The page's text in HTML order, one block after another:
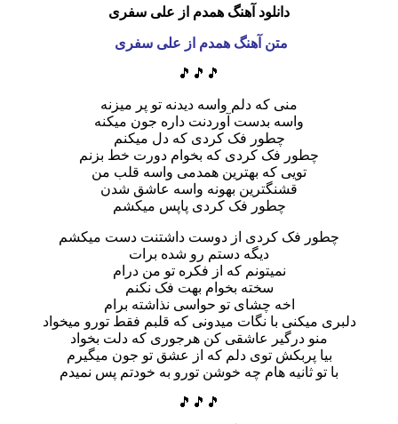
دانلود آهنگ همدم از علی سفری
متن آهنگ همدم از علی سفری
🎵🎵🎵
منی که دلم واسه دیدنه تو پر میزنه
واسه بدست آوردنت داره جون میکنه
چطور فک کردی که دل میکنم
چطور فک کردی که بخوام دورت خط بزنم
تویی که بهترین همدمی واسه قلب من
قشنگترین بهونه واسه عاشق شدن
چطور فک کردی پاپس میکشم
چطور فک کردی از دوست داشتنت دست میکشم
دیگه دستم رو شده برات
نمیتونم که از فکره تو من درام
سخته بخوام بهت فک نکنم
اخه چشای تو حواسی نذاشته برام
دلبری میکنی با نگات میدونی که قلبم فقط تورو میخواد
منو درگیر عاشقی کن هرجوری که دلت بخواد
بیا پربکش توی دلم که از عشق تو جون میگیرم
با تو ثانیه هام چه خوشن تورو به خودتم پس نمیدم
🎵🎵🎵